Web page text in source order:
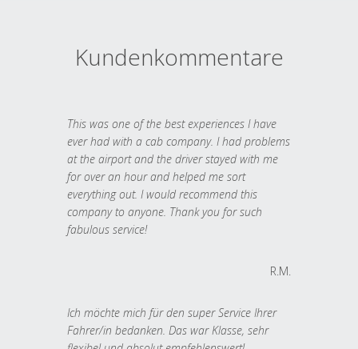
Kundenkommentare
This was one of the best experiences I have
ever had with a cab company. I had problems
at the airport and the driver stayed with me
for over an hour and helped me sort
everything out. I would recommend this
company to anyone. Thank you for such
fabulous service!
R.M.
Ich möchte mich für den super Service Ihrer
Fahrer/in bedanken. Das war Klasse, sehr